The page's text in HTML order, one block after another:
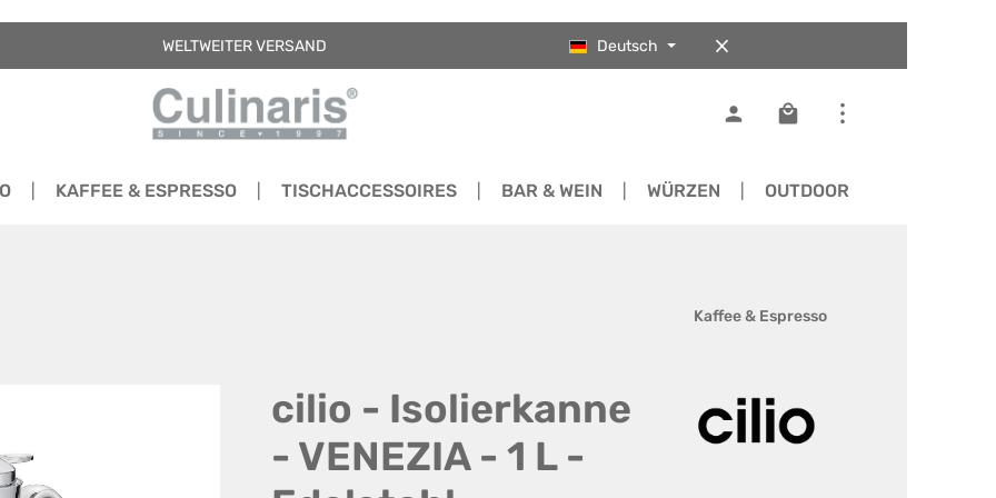
WELTWEITER VERSAND Deutsch
Warenkorb enthält 0
KAFFEE & ESPRESSO TISCHACCESSOIRES BAR & WEIN WÜRZEN OUTDOOR
Kaffee & Espresso
cilio - Isolierkanne
- VENEZIA - 1 L -